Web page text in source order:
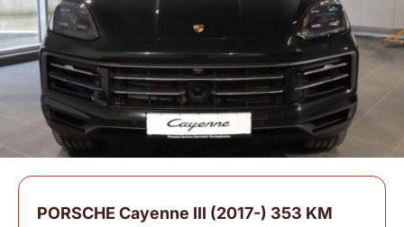
PORSCHE Cayenne III (2017-) 353 KM